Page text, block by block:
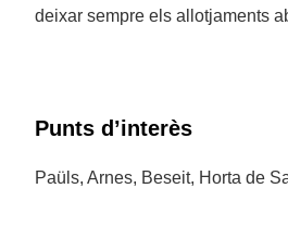
deixar sempre els allotjaments
Punts d’interès
Paüls, Arnes, Beseit, Horta de